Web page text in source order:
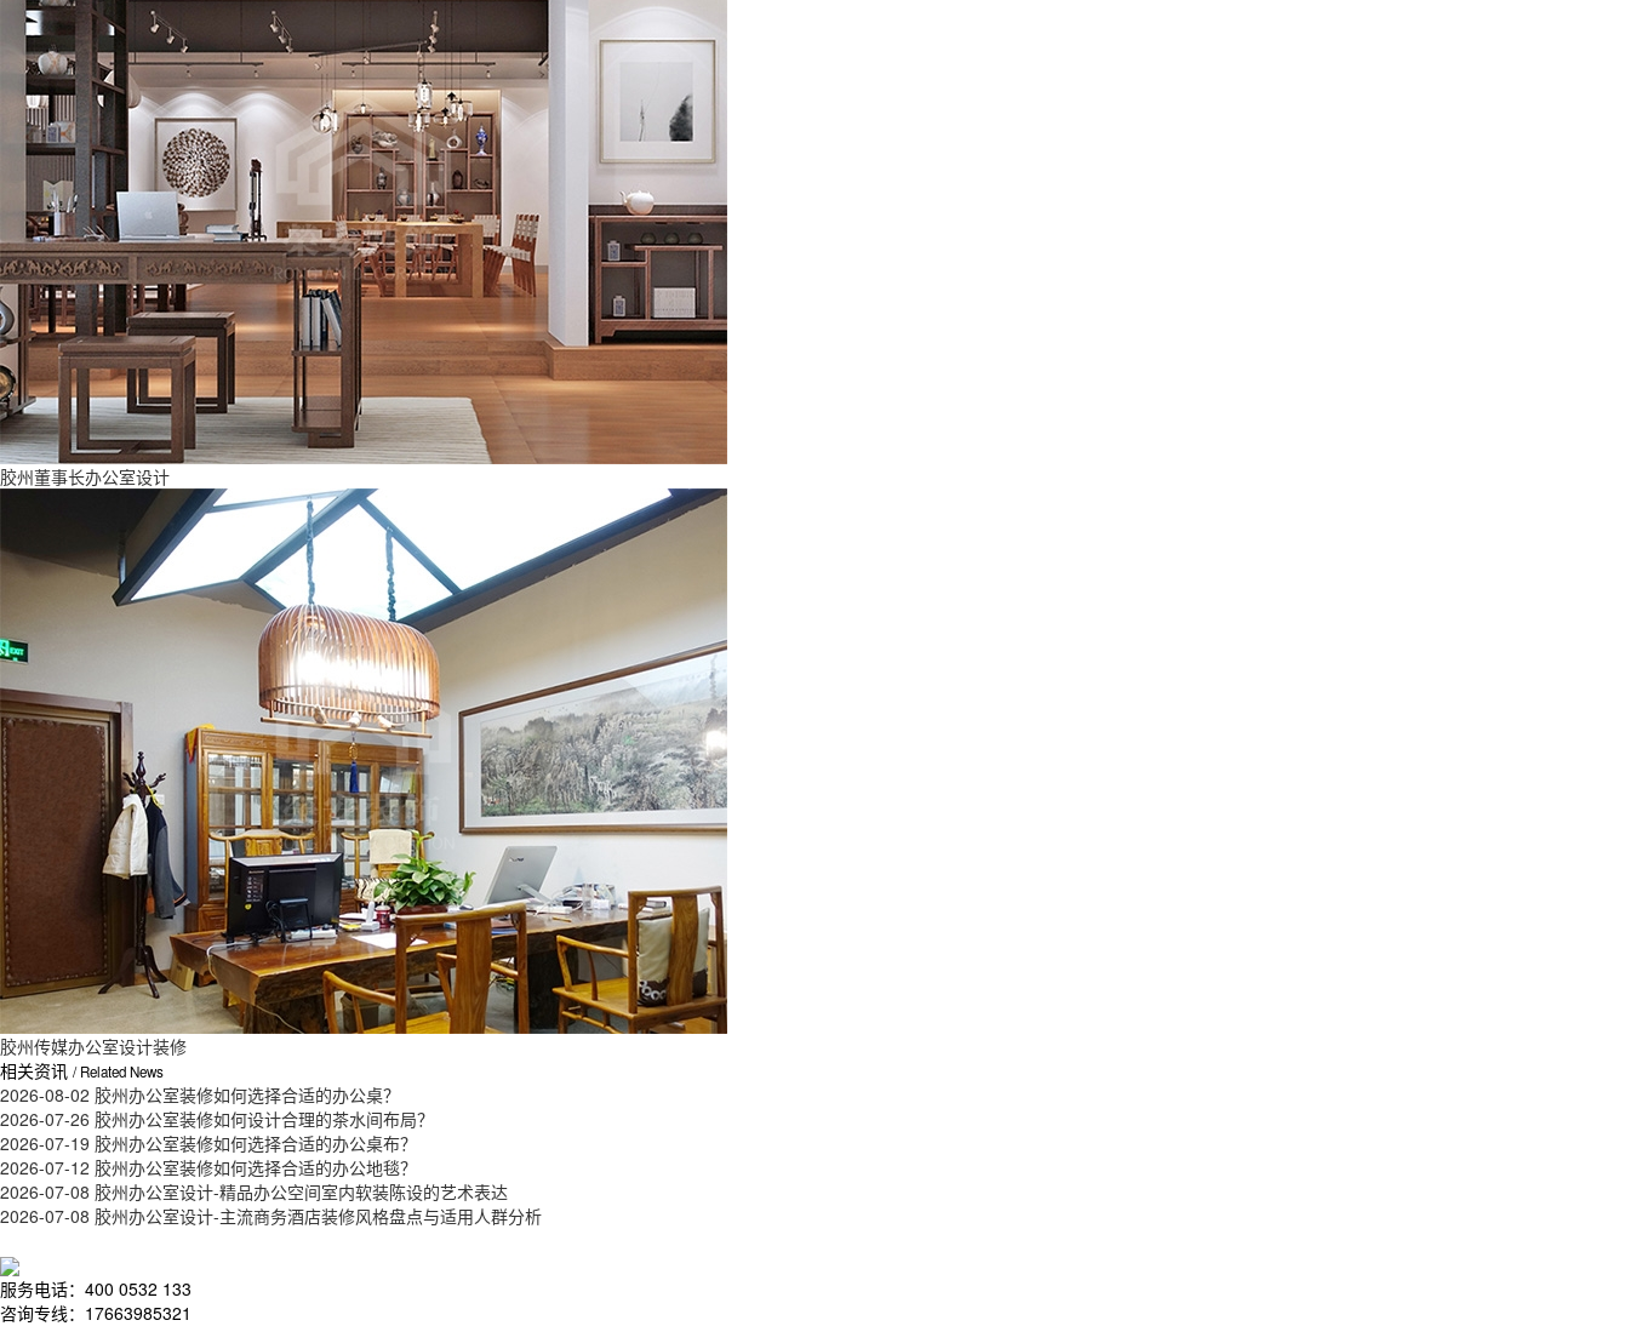
胶州董事长办公室设计
胶州传媒办公室设计装修
相关资讯 / Related News
2026-08-02 胶州办公室装修如何选择合适的办公桌？
2026-07-26 胶州办公室装修如何设计合理的茶水间布局？
2026-07-19 胶州办公室装修如何选择合适的办公桌布？
2026-07-12 胶州办公室装修如何选择合适的办公地毯？
2026-07-08 胶州办公室设计-精品办公空间室内软装陈设的艺术表达
2026-07-08 胶州办公室设计-主流商务酒店装修风格盘点与适用人群分析
服务电话：400 0532 133
咨询专线：17663985321